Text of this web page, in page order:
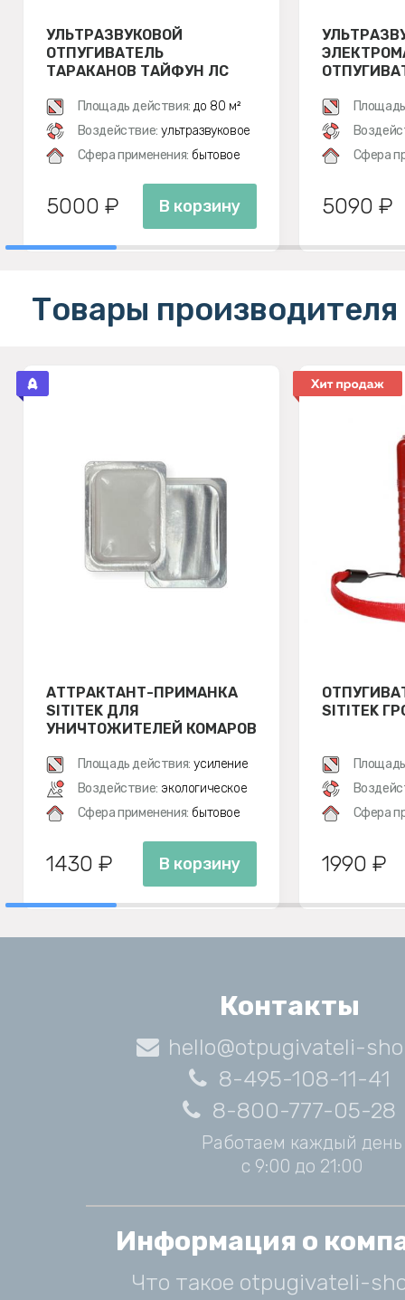
УЛЬТРАЗВУКОВОЙ
ОТПУГИВАТЕЛЬ
ТАРАКАНОВ ТАЙФУН ЛС
Площадь действия: до 80 м²
Воздействие: ультразвуковое
Сфера применения: бытовое
5000 ₽ В корзину
Сфера
5090 ₽
Товары производителя
АТТРАКТАНТ-ПРИМАНКА
SITITEK ДЛЯ
УНИЧТОЖИТЕЛЕЙ КОМАРОВ
Площадь действия: усиление
Воздействие: экологическое
Сфера применения: бытовое
1430 ₽ В корзину
SITITEK
Сфера
1990 ₽
Контакты
hello@otpugivateli-
8-495-108-11-41
8-800-777-05-28
Работаем каждый день
с 9:00 до 21:00
Информация о
Что такое otpugivateli-